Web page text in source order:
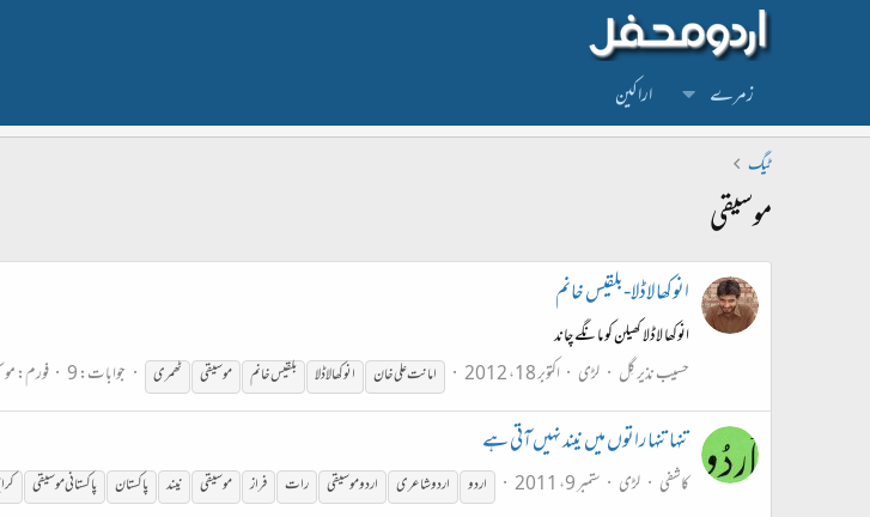
زمرے اراکین
ٹیگ
موسیقی
انوکھا لاڈلا-بلقیس خانم
انوکھا لاڈلا کھیلن کو مانگے چاند
حسیب نذیر گِل
لڑی اکتوبر 18، 2012 امانت علی خان انوکھا لاڈلا بلقیس خانم موسیقی ٹھمری جوابات: 9 فورم:
تنہا تنہا راتوں میں نیند نہیں آتی ہے
کاشفی لڑی ستمبر 9، 2011 اردو اردو شاعری اردوموسیقی رات فراز موسیقی نیند پاکستان پاکستانیموسیقی